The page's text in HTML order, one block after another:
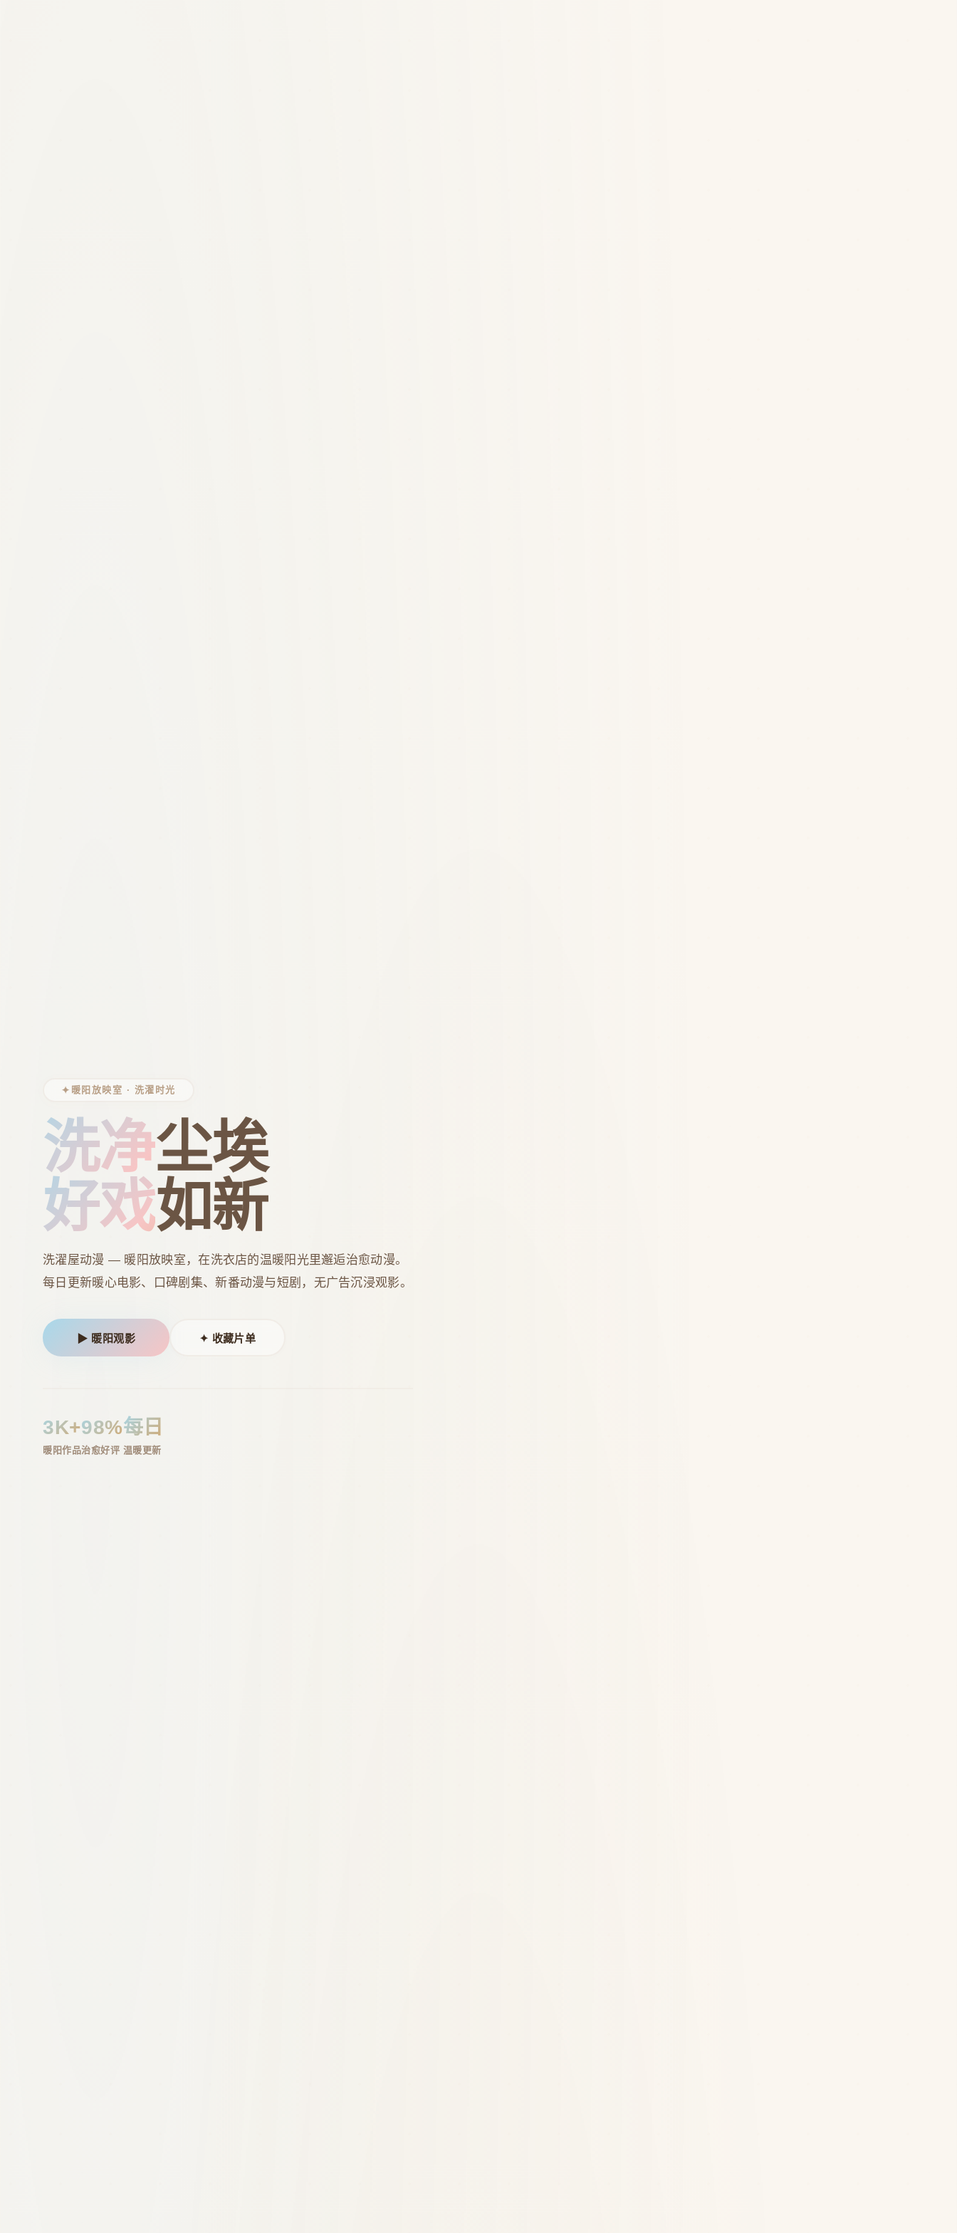
✦ 暖阳放映室 · 洗濯时光
洗净尘埃
好戏如新
洗濯屋动漫 — 暖阳放映室，在洗衣店的温暖阳光里邂逅治愈动漫。
每日更新暖心电影、口碑剧集、新番动漫与短剧，无广告沉浸观影。
▶ 暖阳观影 ✦ 收藏片单
3K+
暖阳作品
98%
治愈好评
每日
温暖更新